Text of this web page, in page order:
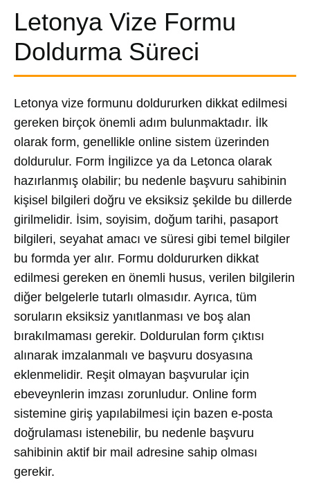
Letonya Vize Formu
Doldurma Süreci
Letonya vize formunu doldururken dikkat edilmesi
gereken birçok önemli adım bulunmaktadır. İlk
olarak form, genellikle online sistem üzerinden
doldurulur. Form İngilizce ya da Letonca olarak
hazırlanmış olabilir; bu nedenle başvuru sahibinin
kişisel bilgileri doğru ve eksiksiz şekilde bu dillerde
girilmelidir. İsim, soyisim, doğum tarihi, pasaport
bilgileri, seyahat amacı ve süresi gibi temel bilgiler
bu formda yer alır. Formu doldururken dikkat
edilmesi gereken en önemli husus, verilen bilgilerin
diğer belgelerle tutarlı olmasıdır. Ayrıca, tüm
soruların eksiksiz yanıtlanması ve boş alan
bırakılmaması gerekir. Doldurulan form çıktısı
alınarak imzalanmalı ve başvuru dosyasına
eklenmelidir. Reşit olmayan başvurular için
ebeveynlerin imzası zorunludur. Online form
sistemine giriş yapılabilmesi için bazen e-posta
doğrulaması istenebilir, bu nedenle başvuru
sahibinin aktif bir mail adresine sahip olması
gerekir.